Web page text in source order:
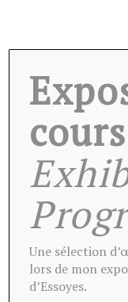
cours
Une sélection
lors de mon
d’Essoyes.